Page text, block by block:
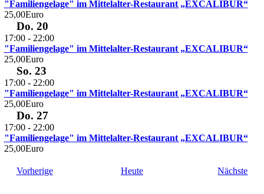
"Familiengelage" im Mittelalter-Restaurant „EXCALIBUR“
25,00Euro
Do. 20
17:00- 22:00
"Familiengelage" im Mittelalter-Restaurant „EXCALIBUR“
25,00Euro
So. 23
17:00- 22:00
"Familiengelage" im Mittelalter-Restaurant „EXCALIBUR“
25,00Euro
Do. 27
17:00- 22:00
"Familiengelage" im Mittelalter-Restaurant „EXCALIBUR“
25,00Euro
VorherigeVeranstaltungen Heute Nächste